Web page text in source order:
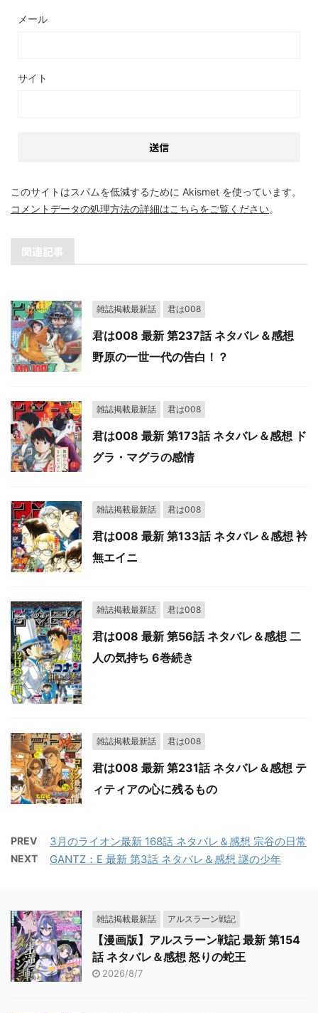
メール
サイト
このサイトはスパムを低減するために Akismet を使っています。
コメントデータの処理方法の詳細はこちらをご覧ください。
関連記事
雑誌掲載最新話 君は008
君は008 最新 第237話 ネタバレ＆感想
野原の一世一代の告白！？
雑誌掲載最新話 君は008
君は008 最新 第173話 ネタバレ＆感想 ド
グラ・マグラの感情
雑誌掲載最新話 君は008
君は008 最新 第133話 ネタバレ＆感想 衿
無エイニ
雑誌掲載最新話 君は008
君は008 最新 第56話 ネタバレ＆感想 二
人の気持ち 6巻続き
雑誌掲載最新話 君は008
君は008 最新 第231話 ネタバレ＆感想 テ
ィティアの心に残るもの
PREV 3月のライオン最新 168話 ネタバレ＆感想 宗谷の日常
NEXT GANTZ：E 最新 第3話 ネタバレ＆感想 謎の少年
雑誌掲載最新話 アルスラーン戦記
【漫画版】アルスラーン戦記 最新 第154
話 ネタバレ＆感想 怒りの蛇王
2026/8/7